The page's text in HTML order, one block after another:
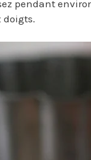
pendant
doigts.